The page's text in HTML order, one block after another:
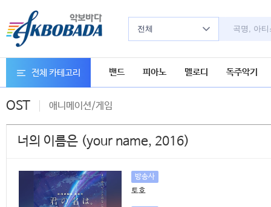
전체
전체 카테고리 밴드 피아노 멜로디 독주악기
OST 애니메이션/게임
너의 이름은 (your name, 2016)
방송사
토호